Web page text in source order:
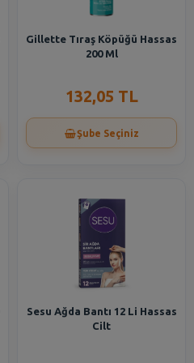
Gillette Tıraş Köpüğü Hassas
200 Ml
132,05 TL
Şube Seçiniz
Sesu Ağda Bantı 12 Li Hassas
Cilt